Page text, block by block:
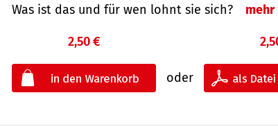
Was ist das und für wen lohnt sie sich? mehr
2,50 €
oder